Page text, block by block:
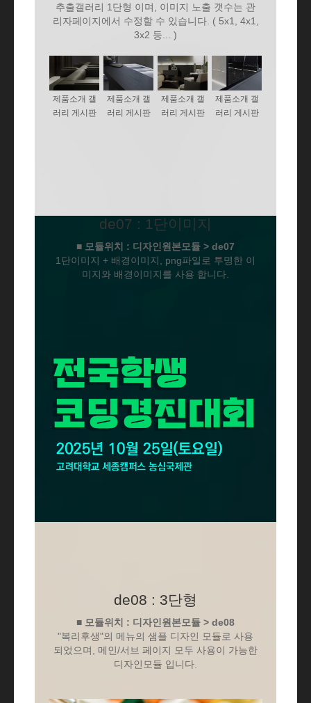
추출갤러리 1단형 이며, 이미지 노출 갯수는 관
리자페이지에서 수정할 수 있습니다. ( 5x1, 4x1,
3x2 등... )
제품소개 갤
러리 게시판
제품소개 갤
러리 게시판
제품소개 갤
러리 게시판
제품소개 갤
러리 게시판
de07 : 1단이미지
■ 모듈위치 : 디자인원본모듈 > de07
1단이미지 + 배경이미지, png파일로 투명한 이
미지와 배경이미지를 사용 합니다.
de08 : 3단형
■ 모듈위치 : 디자인원본모듈 > de08
"복리후생"의 메뉴의 샘플 디자인 모듈로 사용
되었으며, 메인/서브 페이지 모두 사용이 가능한
디자인모듈 입니다.